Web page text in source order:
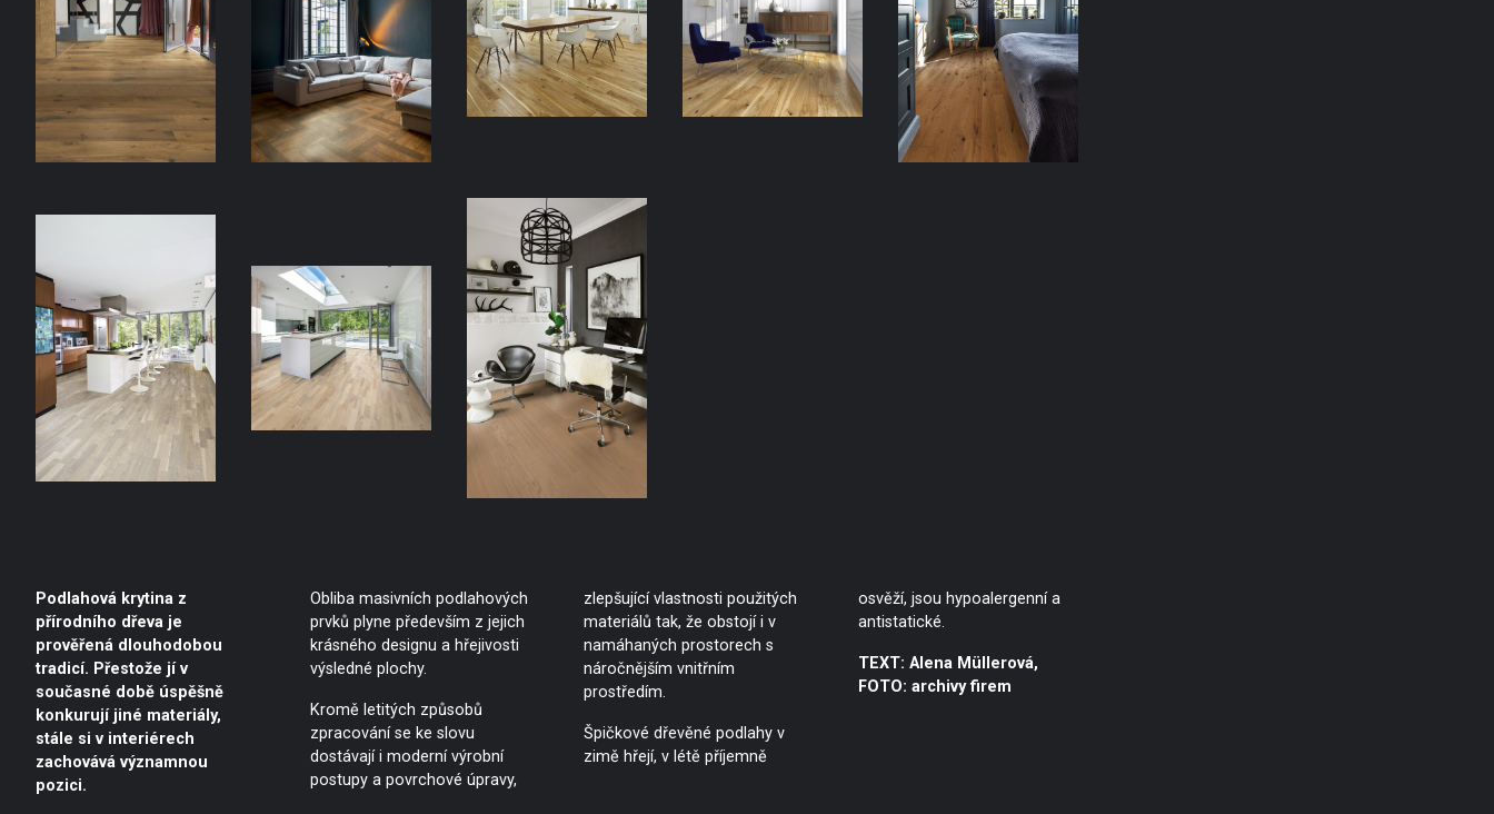
Podlahová krytina z
přírodního dřeva je
prověřená dlouhodobou
tradicí. Přestože jí v
současné době úspěšně
konkurují jiné materiály,
stále si v interiérech
zachovává významnou
pozici.
Obliba masivních podlahových
prvků plyne především z jejich
krásného designu a hřejivosti
výsledné plochy.
Kromě letitých způsobů
zpracování se ke slovu
dostávají i moderní výrobní
postupy a povrchové úpravy,
zlepšující vlastnosti použitých
materiálů tak, že obstojí i v
namáhaných prostorech s
náročnějším vnitřním
prostředím.
Špičkové dřevěné podlahy v
zimě hřejí, v létě příjemně
osvěží, jsou hypoalergenní a
antistatické.
TEXT: Alena Müllerová,
FOTO: archivy firem